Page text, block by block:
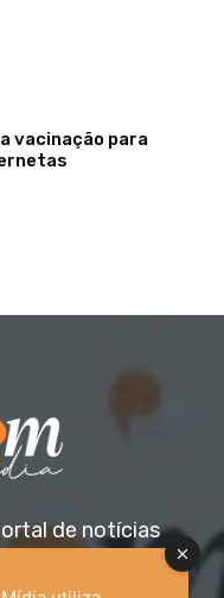
vacinação para
de notícias
para o público